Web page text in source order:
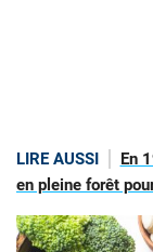
LIRE AUSSI
En
en pleine forêt